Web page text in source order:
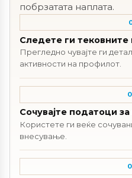
побрзатата наплата.
Следете ги тековните
Прегледно чувајте ги
активности на профилот.
Сочувајте податоци
Користете ги веќе
внесување.